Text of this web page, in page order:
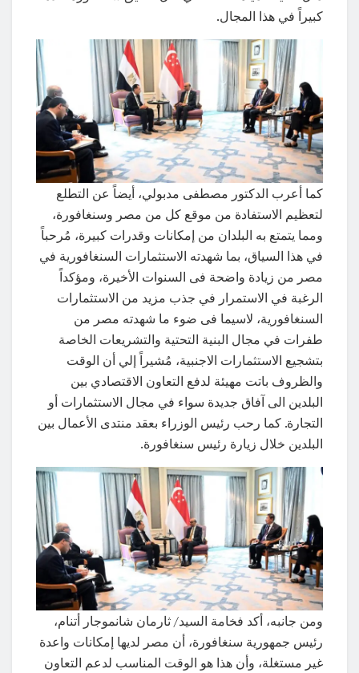
كبيراً في هذا المجال.
كما أعرب الدكتور مصطفى مدبولي، أيضاً عن التطلع
لتعظيم الاستفادة من موقع كل من مصر وسنغافورة،
ومما يتمتع به البلدان من إمكانات وقدرات كبيرة، مُرحباً
في هذا السياق، بما شهدته الاستثمارات السنغافورية في
مصر من زيادة واضحة فى السنوات الأخيرة، ومؤكداً
الرغبة في الاستمرار في جذب مزيد من الاستثمارات
السنغافورية، لاسيما فى ضوء ما شهدته مصر من
طفرات في مجال البنية التحتية والتشريعات الخاصة
بتشجيع الاستثمارات الاجنبية، مُشيراً إلي أن الوقت
والظروف باتت مهيئة لدفع التعاون الاقتصادي بين
البلدين الى آفاق جديدة سواء في مجال الاستثمارات أو
التجارة. كما رحب رئيس الوزراء بعقد منتدى الأعمال بين
البلدين خلال زيارة رئيس سنغافورة.
ومن جانبه، أكد فخامة السيد/ ثارمان شانموجار أتنام،
رئيس جمهورية سنغافورة، أن مصر لديها إمكانات واعدة
غير مستغلة، وأن هذا هو الوقت المناسب لدعم التعاون